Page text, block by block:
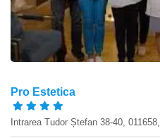
Pro Estetica